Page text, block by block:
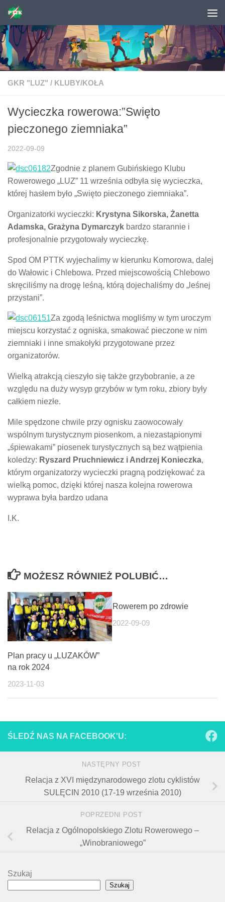
Skip to content
GKR "LUZ" / KLUBY/KOŁA
Wycieczka rowerowa:”Swięto
pieczonego ziemniaka”
2022-09-09
Zgodnie z planem Gubińskiego Klubu
Rowerowego „LUZ” 11 września odbyła się wycieczka,
której hasłem było „Swięto pieczonego ziemniaka”.
Organizatorki wycieczki: Krystyna Sikorska, Żanetta
Adamska, Grażyna Dymarczyk bardzo starannie i
profesjonalnie przygotowały wycieczkę.
Spod OM PTTK wyjechalimy w kierunku Komorowa, dalej
do Wałowic i Chlebowa. Przed miejscowością Chlebowo
skręciliśmy na drogę leśną, którą dojechaliśmy do „leśnej
przystani”.
Za zgodą leśnictwa mogliśmy w tym uroczym
miejscu korzystać z ogniska, smakować pieczone w nim
ziemniaki i inne smakołyki przygotowane przez
organizatorów.
Wielką atrakcją cieszyło się także grzybobranie, a ze
względu na duży wysyp grzybów w tym roku, zbiory były
całkiem niezłe.
Mile spędzone chwile przy ognisku zaowocowały
wspólnym turystycznym piosenkom, a niezastąpionymi
„śpiewakami” piosenek turystycznych są bez wątpienia
koledzy: Ryszard Pruchniewicz i Andrzej Konieczka,
którym organizatorzy wycieczki pragną podziękować za
wielką pomoc, dzięki której nasza kolejna rowerowa
wyprawa była bardzo udana
I.K.
MOŻESZ RÓWNIEŻ POLUBIĆ…
Plan pracy u „LUZAKÓW”
na rok 2024
2023-11-03
Rowerem po zdrowie
2022-09-09
ŚLEDŹ NAS NA FACEBOOK'U:
NASTĘPNY POST
Relacja z XVI międzynarodowego zlotu cyklistów
SULĘCIN 2010 (17-19 września 2010)
POPRZEDNI POST
Relacja z Ogólnopolskiego Zlotu Rowerowego –
„Winobraniowego”
Szukaj
Szukaj